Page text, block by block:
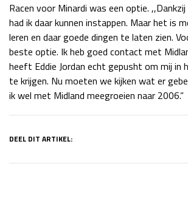
Kwalificatie
Race
GP QATAR 2026
GP ABU DHABI 2026
Kwalificatie
Race
Racen voor Minardi was een optie.
had ik daar kunnen instappen. Maar het is
leren en daar goede dingen te laten zien.
beste optie. Ik heb goed contact met
heeft Eddie Jordan echt gepusht om mij in
te krijgen. Nu moeten we kijken wat er
ik wel met Midland meegroeien naar 2006.”
DEEL DIT ARTIKEL: